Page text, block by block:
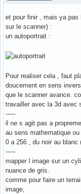
et pour finir , mais ya
sur le scanner) :
un autoportrait :
Pour realiser cela , faut
doucement en sens
que le scanner avance.
travailler avec la 3d avec
-----
il ne s agit pas a
au sens mathematique
0 a 256 , du noir au blanc
-----
mapper l image sur un
nuance de gris.
comme pour faire un
image,